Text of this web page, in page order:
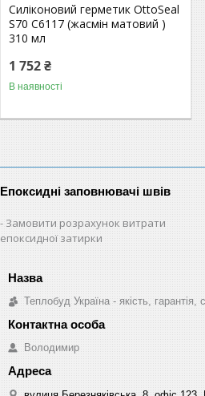
Силіконовий герметик OttoSeal
S70 C6117 (жасмін матовий )
310 мл
1 752 ₴
В наявності
Епоксидні заповнювачі швів
Замовити розрахунок витрати
епоксидної затирки
Теплобуд Україна - якість, гарантія,
Володимир